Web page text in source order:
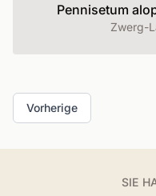
Pennisetum
Zwerg-
Vorherige
SIE